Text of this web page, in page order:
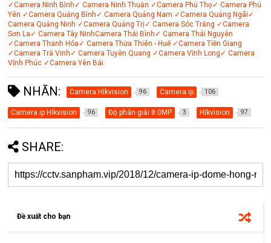
✓Camera Ninh Bình ✓ Camera Ninh Thuận ✓Camera Phú Thọ✓ Camera Phú
Yên ✓Camera Quảng Bình ✓ Camera Quảng Nam ✓Camera Quảng Ngãi ✓
Camera Quảng Ninh ✓Camera Quảng Trị ✓ Camera Sóc Trăng ✓Camera
Sơn La ✓ Camera Tây NinhCamera Thái Bình ✓ Camera Thái Nguyên
✓Camera Thanh Hóa ✓ Camera Thừa Thiên - Huế ✓Camera Tiền Giang
✓Camera Trà Vinh ✓ Camera Tuyên Quang ✓Camera Vĩnh Long ✓ Camera
Vĩnh Phúc ✓Camera Yên Bái
NHÃN: Camera HIkvision 96 Camera ip 106
Camera ip HIkvision 96 Độ phân giải 8.0MP 3 HIkvision 97
SHARE:
Đề xuất cho bạn